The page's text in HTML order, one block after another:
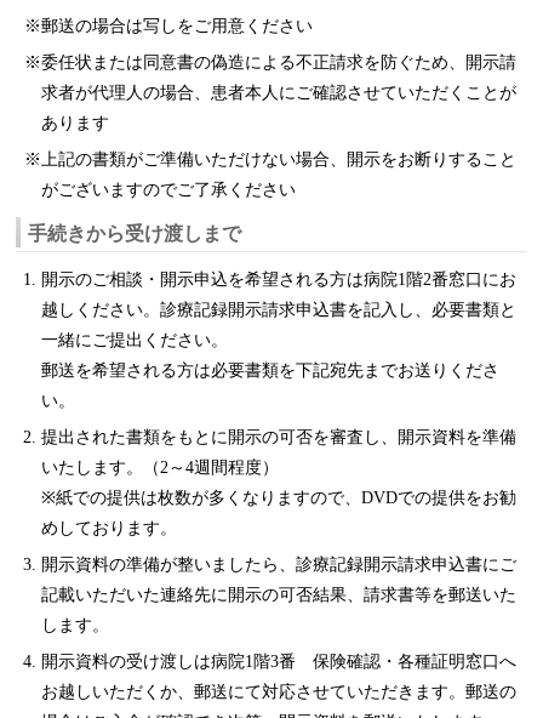
郵送の場合は写しをご用意ください
委任状または同意書の偽造による不正請求を防ぐため、開示請
求者が代理人の場合、患者本人にご確認させていただくことが
あります
上記の書類がご準備いただけない場合、開示をお断りすること
がございますのでご了承ください
手続きから受け渡しまで
開示のご相談・開示申込を希望される方は病院1階2番窓口にお
越しください。診療記録開示請求申込書を記入し、必要書類と
一緒にご提出ください。
郵送を希望される方は必要書類を下記宛先までお送りくださ
い。
提出された書類をもとに開示の可否を審査し、開示資料を準備
いたします。（2～4週間程度）
※紙での提供は枚数が多くなりますので、DVDでの提供をお勧
めしております。
開示資料の準備が整いましたら、診療記録開示請求申込書にご
記載いただいた連絡先に開示の可否結果、請求書等を郵送いた
します。
開示資料の受け渡しは病院1階3番 保険確認・各種証明窓口へ
お越しいただくか、郵送にて対応させていただきます。郵送の